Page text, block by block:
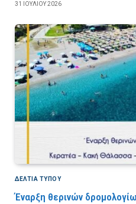
31 ΙΟΥΛΊΟΥ 2026
ΔΕΛΤΙΑ ΤΥΠΟΥ
Έναρξη θερινών